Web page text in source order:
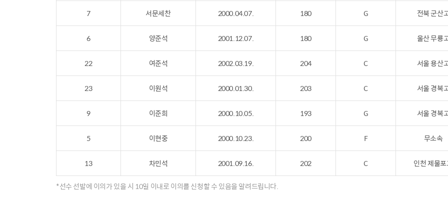
7 서문세찬 2000.04.07. 180 G 전북 군산
6 양준석 2001.12.07. 180 G 울산 무룡
22 여준석 2002.03.19. 204 C 서울 용산
23 이원석 2000.01.30. 203 C 서울 경복
9 이준희 2000.10.05. 193 G 서울 경복
5 이현중 2000.10.23. 200 F 무소속
13 차민석 2001.09.16. 202 C 인천 제물
*선수 선발에 이의가 있을 시 10일 이내로 이의를 신청할 수 있음을 알려드립니다.